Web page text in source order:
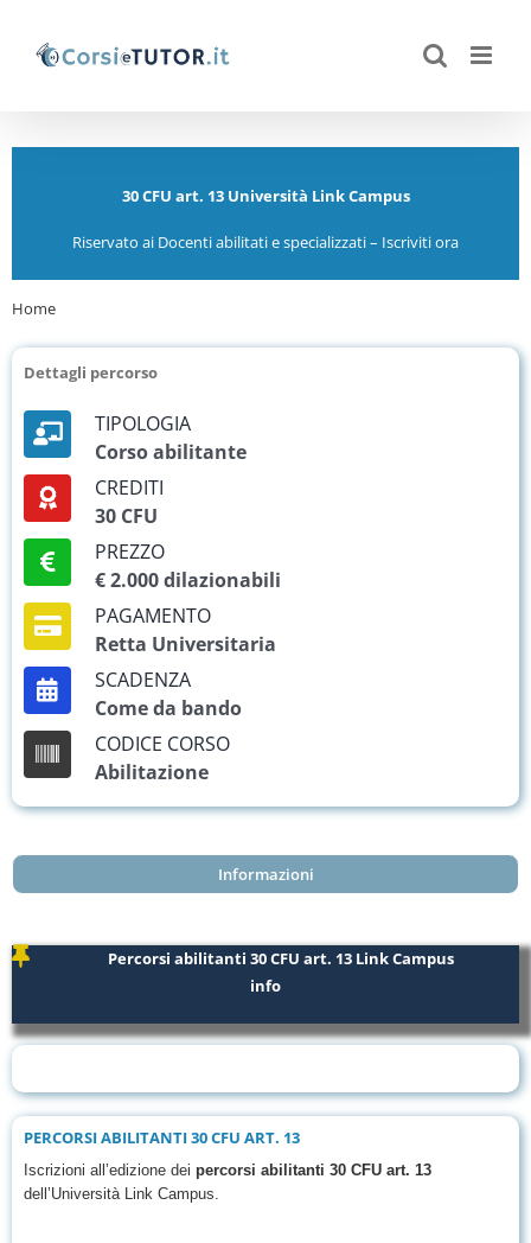
30 CFU art. 13 Università Link Campus
Riservato ai Docenti abilitati e specializzati – Iscriviti ora
Home
Percorsi abilitanti 30 CFU art. 13 Link Campus
info
PERCORSI ABILITANTI 30 CFU ART. 13
Iscrizioni all’edizione dei percorsi abilitanti 30 CFU art. 13
dell’Università Link Campus.
Dettagli percorso
TIPOLOGIA
Corso abilitante
CREDITI
30 CFU
PREZZO
€ 2.000 dilazionabili
PAGAMENTO
Retta Universitaria
SCADENZA
Come da bando
CODICE CORSO
Abilitazione
Informazioni